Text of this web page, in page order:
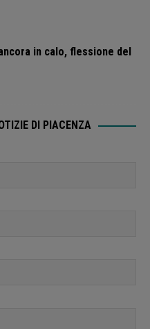
in calo, flessione del
DI PIACENZA